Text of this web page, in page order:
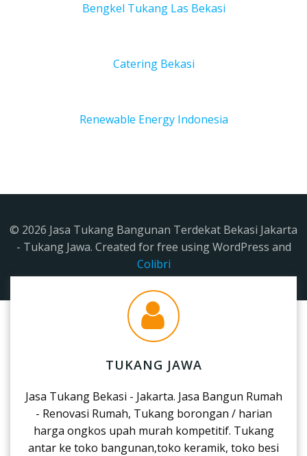
Bengkel Tukang Las Bekasi
Catering Bekasi
Renewable Energy Indonesia
© 2026 Jasa Tukang Bangunan Terdekat Bekasi Jakarta
- Tukang Jawa. Created for free using WordPress and
Colibri
TUKANG JAWA
Jasa Tukang Bekasi - Jakarta. Jasa Bangun Rumah
- Renovasi Rumah, Tukang borongan / harian
harga ongkos upah murah kompetitif. Tukang
antar ke toko bangunan,toko keramik, toko besi